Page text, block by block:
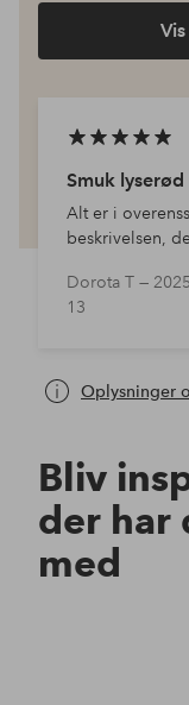
Smuk lyserød
Alt er i
beskrivelsen,
blødt, perfekt til
smuk ud!
Dorota T —
13
Oplysninger
Bliv
der har
med